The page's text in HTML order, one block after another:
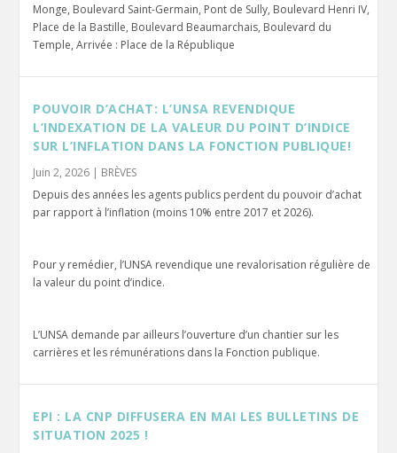
Monge, Boulevard Saint-Germain, Pont de Sully, Boulevard Henri IV,
Place de la Bastille, Boulevard Beaumarchais, Boulevard du
Temple, Arrivée : Place de la République
POUVOIR D’ACHAT: L’UNSA REVENDIQUE
L’INDEXATION DE LA VALEUR DU POINT D’INDICE
SUR L’INFLATION DANS LA FONCTION PUBLIQUE!
Juin 2, 2026 | BRÈVES
Depuis des années les agents publics perdent du pouvoir d’achat
par rapport à l’inflation (moins 10% entre 2017 et 2026).
Pour y remédier, l’UNSA revendique une revalorisation régulière de
la valeur du point d’indice.
L’UNSA demande par ailleurs l’ouverture d’un chantier sur les
carrières et les rémunérations dans la Fonction publique.
EPI : LA CNP DIFFUSERA EN MAI LES BULLETINS DE
SITUATION 2025 !